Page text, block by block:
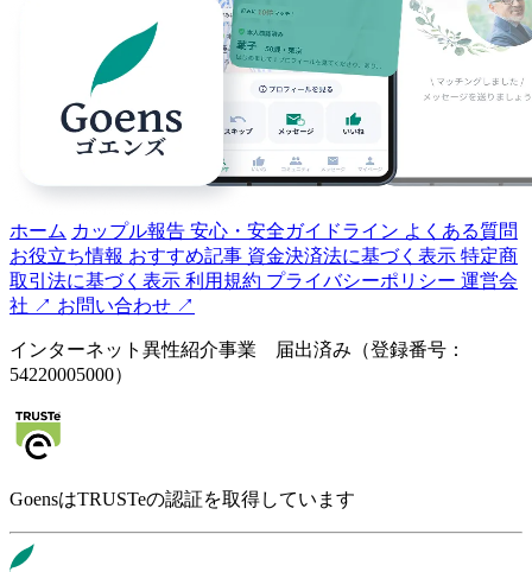
ホーム カップル報告 安心・安全ガイドライン よくある質問
お役立ち情報 おすすめ記事 資金決済法に基づく表示 特定商
取引法に基づく表示 利用規約 プライバシーポリシー 運営会
社 ↗️ お問い合わせ ↗️
インターネット異性紹介事業 届出済み（登録番号：
54220005000）
GoensはTRUSTeの認証を取得しています